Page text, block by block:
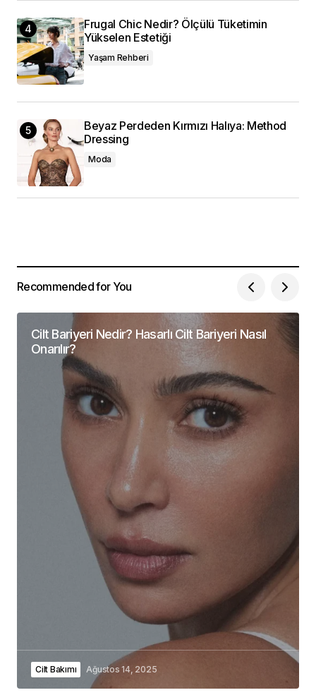
Frugal Chic Nedir? Ölçülü Tüketimin
Yükselen Estetiği
Yaşam Rehberi
Beyaz Perdeden Kırmızı Halıya: Method
Dressing
Moda
Recommended for You
Cilt Bariyeri Nedir? Hasarlı Cilt Bariyeri Nasıl
Onarılır?
Cilt Bakımı Ağustos 14, 2025